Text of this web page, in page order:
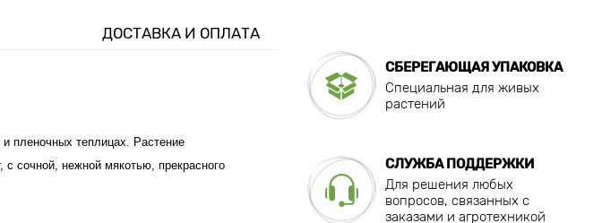
ДОСТАВКА И ОПЛАТА
пленочных теплицах. Растение
сочной, нежной мякотью, прекрасного
СБЕРЕГАЮЩАЯ УПАКОВКА
Специальная для живых
растений
СЛУЖБА ПОДДЕРЖКИ
Для решения любых
вопросов, связанных с
заказами и агротехникой